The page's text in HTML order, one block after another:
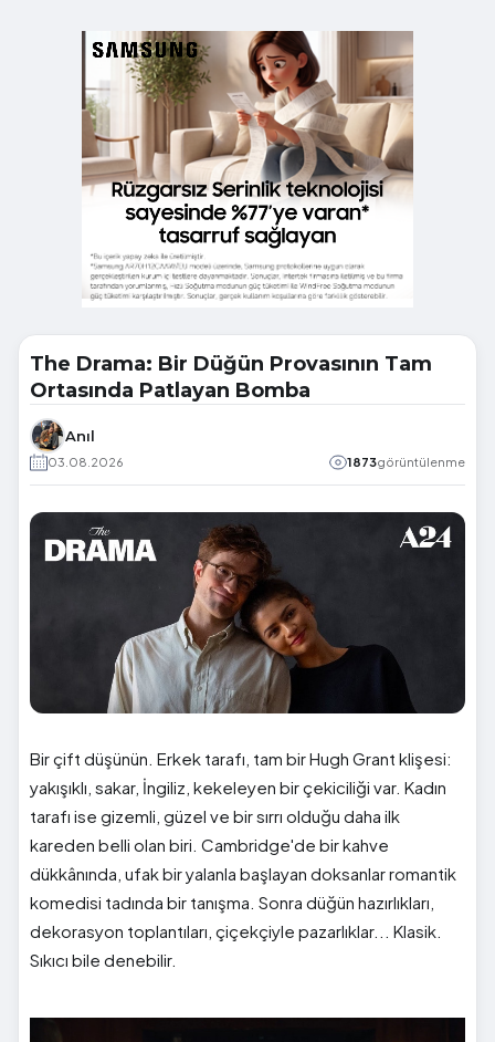
The Drama: Bir Düğün Provasının Tam
Ortasında Patlayan Bomba
Anıl
03.08.2026 1873görüntülenme
Bir çift düşünün. Erkek tarafı, tam bir Hugh Grant klişesi:
yakışıklı, sakar, İngiliz, kekeleyen bir çekiciliği var. Kadın
tarafı ise gizemli, güzel ve bir sırrı olduğu daha ilk
kareden belli olan biri. Cambridge'de bir kahve
dükkânında, ufak bir yalanla başlayan doksanlar romantik
komedisi tadında bir tanışma. Sonra düğün hazırlıkları,
dekorasyon toplantıları, çiçekçiyle pazarlıklar... Klasik.
Sıkıcı bile denebilir.